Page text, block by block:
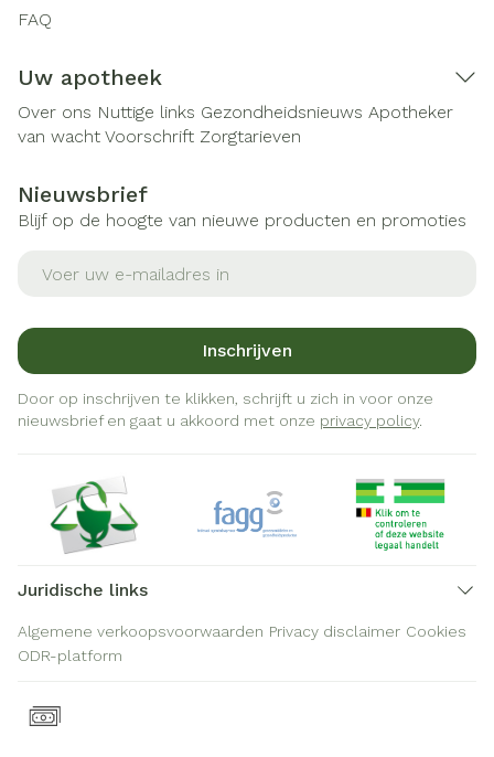
FAQ
Uw apotheek
Over ons Nuttige links Gezondheidsnieuws Apotheker
van wacht Voorschrift Zorgtarieven
Nieuwsbrief
Blijf op de hoogte van nieuwe producten en promoties
Inschrijven
Door op inschrijven te klikken, schrijft u zich in voor onze
nieuwsbrief en gaat u akkoord met onze privacy policy.
Juridische links
Algemene verkoopsvoorwaarden Privacy disclaimer Cookies
ODR-platform